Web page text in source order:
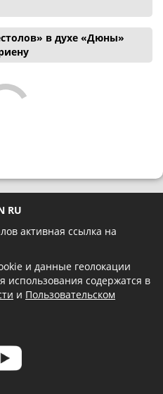
в духе «Дюны»
RU
активная ссылка на
и данные геолокации
использования содержатся в
и Пользовательском